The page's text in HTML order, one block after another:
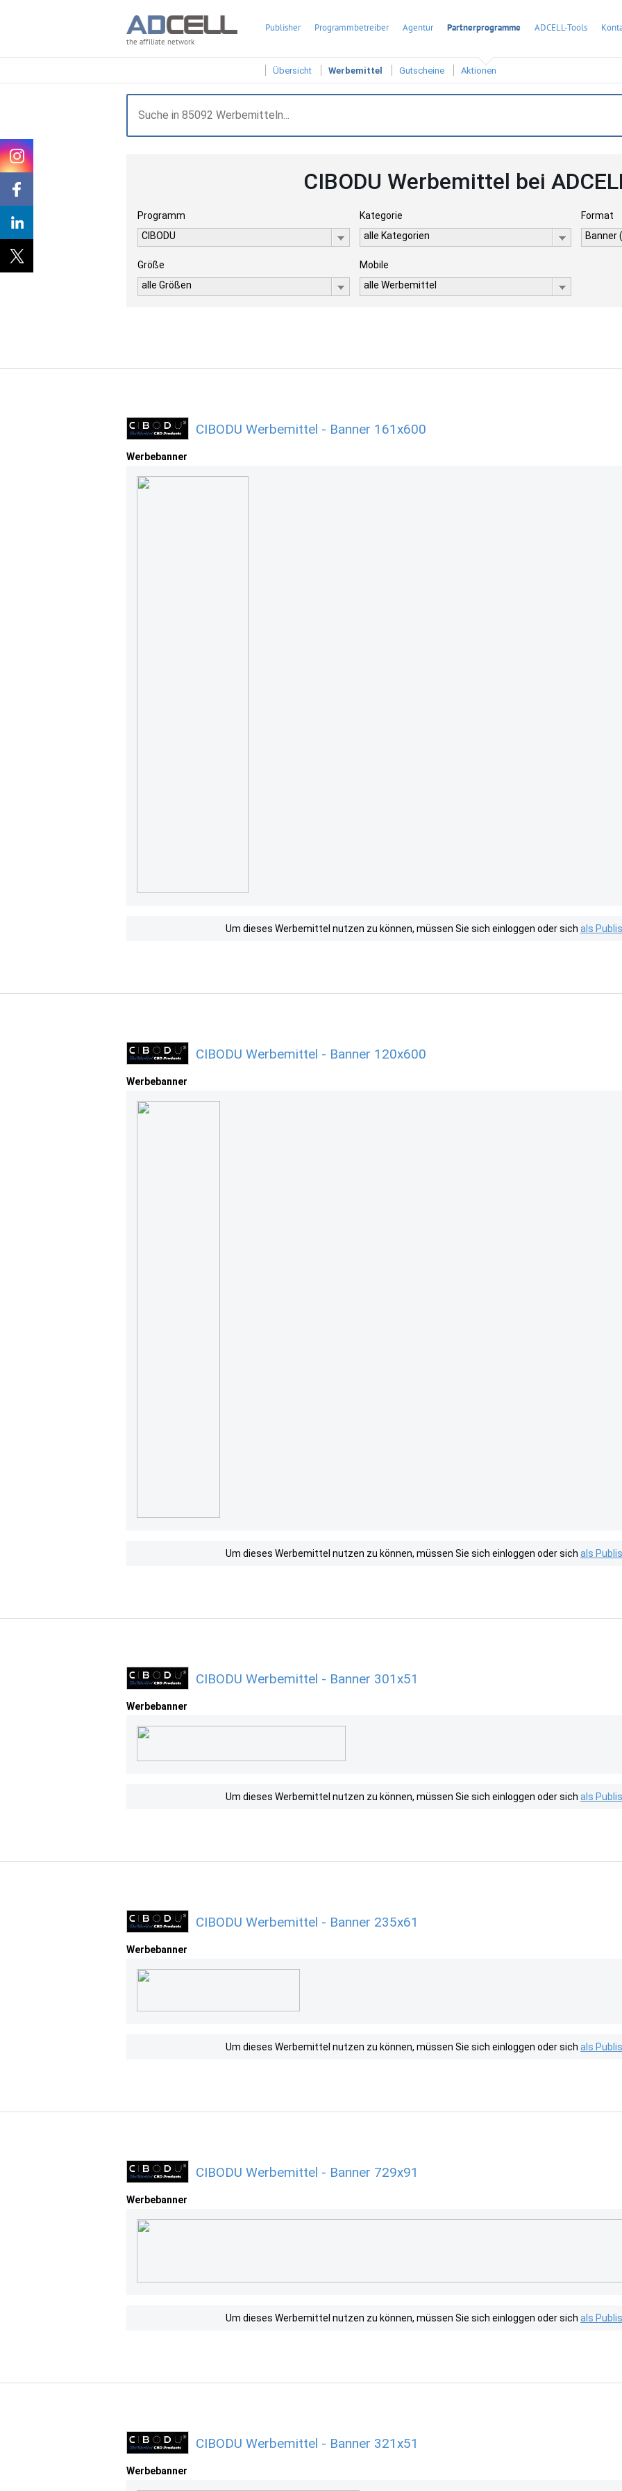
the affiliate network
Publisher Programmbetreiber Agentur Partnerprogramme ADCELL-Tools
Übersicht Werbemittel Gutscheine Aktionen
CIBODU Werbemittel bei
Programm
CIBODU
Kategorie
alle Kategorien
Format
Banner
Größe
alle Größen
Mobile
alle Werbemittel
CIBODU Werbemittel - Banner 161x600
Werbebanner
Um dieses Werbemittel nutzen zu können, müssen Sie sich einloggen oder sich als
CIBODU Werbemittel - Banner 120x600
Werbebanner
Um dieses Werbemittel nutzen zu können, müssen Sie sich einloggen oder sich als
CIBODU Werbemittel - Banner 301x51
Werbebanner
Um dieses Werbemittel nutzen zu können, müssen Sie sich einloggen oder sich als
CIBODU Werbemittel - Banner 235x61
Werbebanner
Um dieses Werbemittel nutzen zu können, müssen Sie sich einloggen oder sich als
CIBODU Werbemittel - Banner 729x91
Werbebanner
Um dieses Werbemittel nutzen zu können, müssen Sie sich einloggen oder sich als
CIBODU Werbemittel - Banner 321x51
Werbebanner